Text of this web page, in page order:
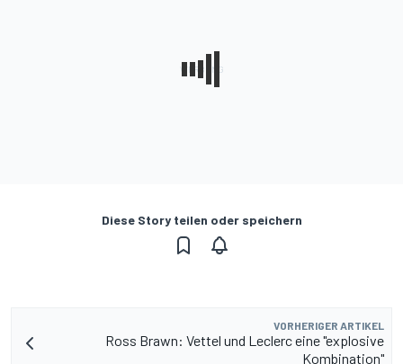
Diese Story teilen oder speichern
VORHERIGER ARTIKEL
Ross Brawn: Vettel und Leclerc eine "explosive
Kombination"